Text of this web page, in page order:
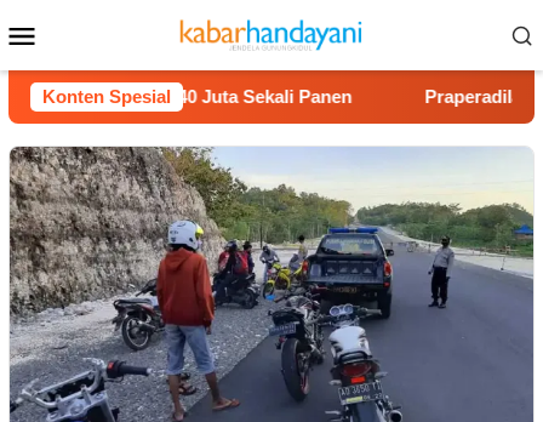
ke
kontenMobile
Konten Spesial
Untung Rp40 Juta Sekali Panen Praperadilan